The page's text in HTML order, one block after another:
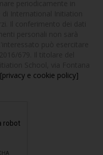
[privacy e cookie policy]